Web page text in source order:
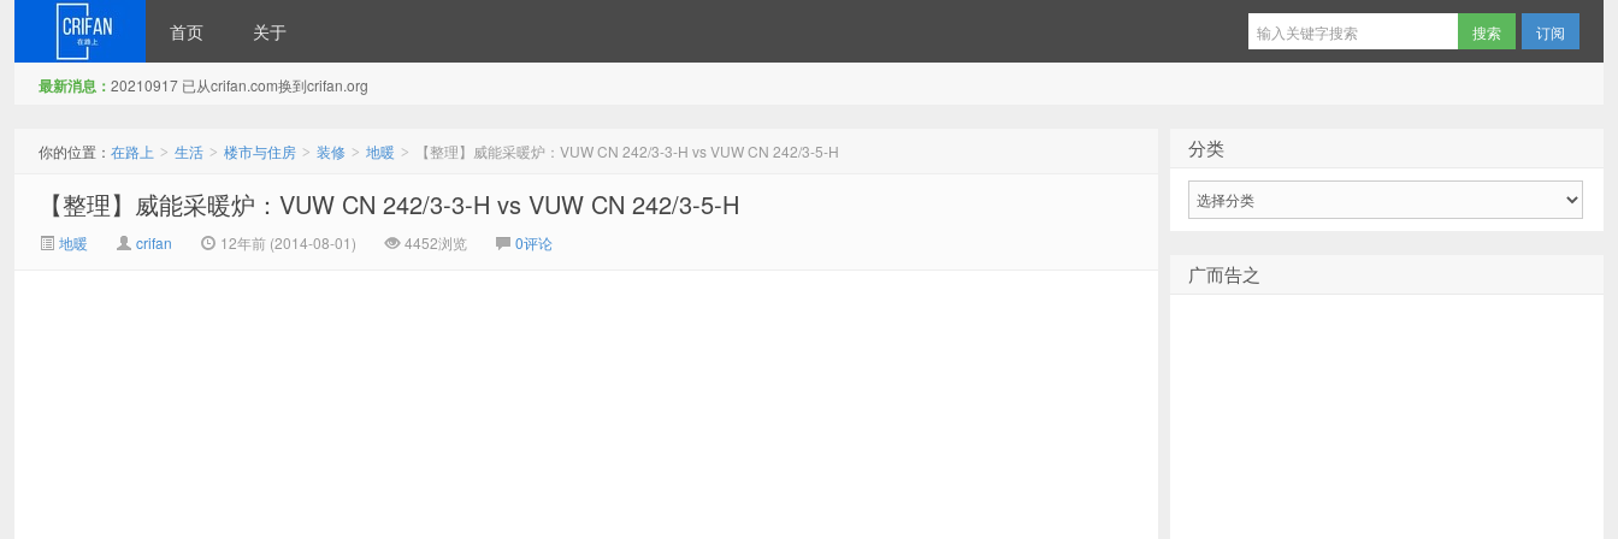
首页 关于 订阅
最新消息： 20210917 已从crifan.com换到crifan.org
你的位置： 在路上 > 生活 > 楼市与住房 > 装修 > 地暖 > 【整理】威能采暖炉：VUW CN 242/3-3-H vs VUW CN 242/3-5-H
【整理】威能采暖炉：VUW CN 242/3-3-H vs VUW CN 242/3-5-H
地暖 crifan 12年前 (2014-08-01) 4452浏览 0评论
分类
广而告之